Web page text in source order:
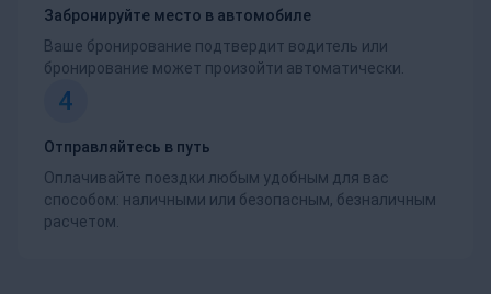
Забронируйте место в автомобиле
Ваше бронирование подтвердит водитель или
бронирование может произойти автоматически.
4
Отправляйтесь в путь
Оплачивайте поездки любым удобным для вас
способом: наличными или безопасным, безналичным
расчетом.